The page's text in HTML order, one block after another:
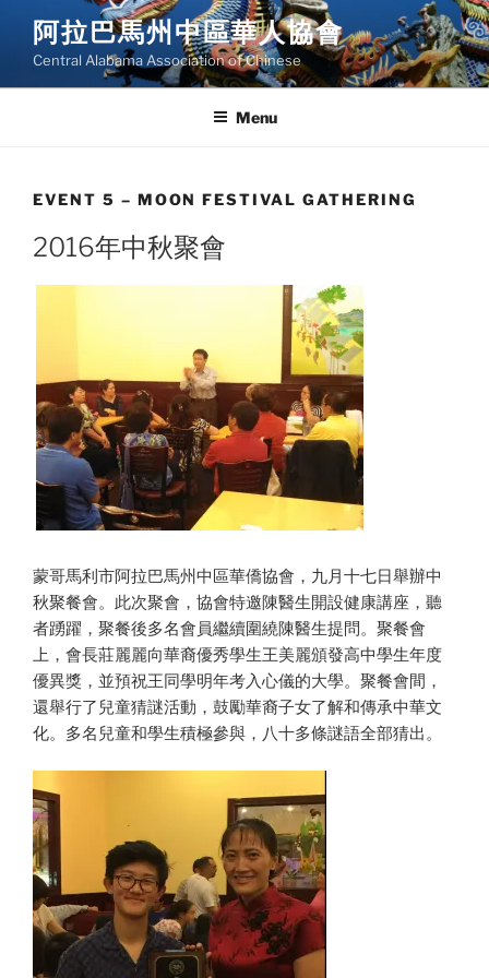
content
阿拉巴馬州中區華人協會
Central Alabama Association of Chinese
Menu
EVENT 5 – MOON FESTIVAL GATHERING
2016年中秋聚會
蒙哥馬利市阿拉巴馬州中區華僑協會，九月十七日舉辦中
秋聚餐會。此次聚會，協會特邀陳醫生開設健康講座，聽
者踴躍，聚餐後多名會員繼續圍繞陳醫生提問。聚餐會
上，會長莊麗麗向華裔優秀學生王美麗頒發高中學生年度
優異獎，並預祝王同學明年考入心儀的大學。聚餐會間，
還舉行了兒童猜謎活動，鼓勵華裔子女了解和傳承中華文
化。多名兒童和學生積極參與，八十多條謎語全部猜出。